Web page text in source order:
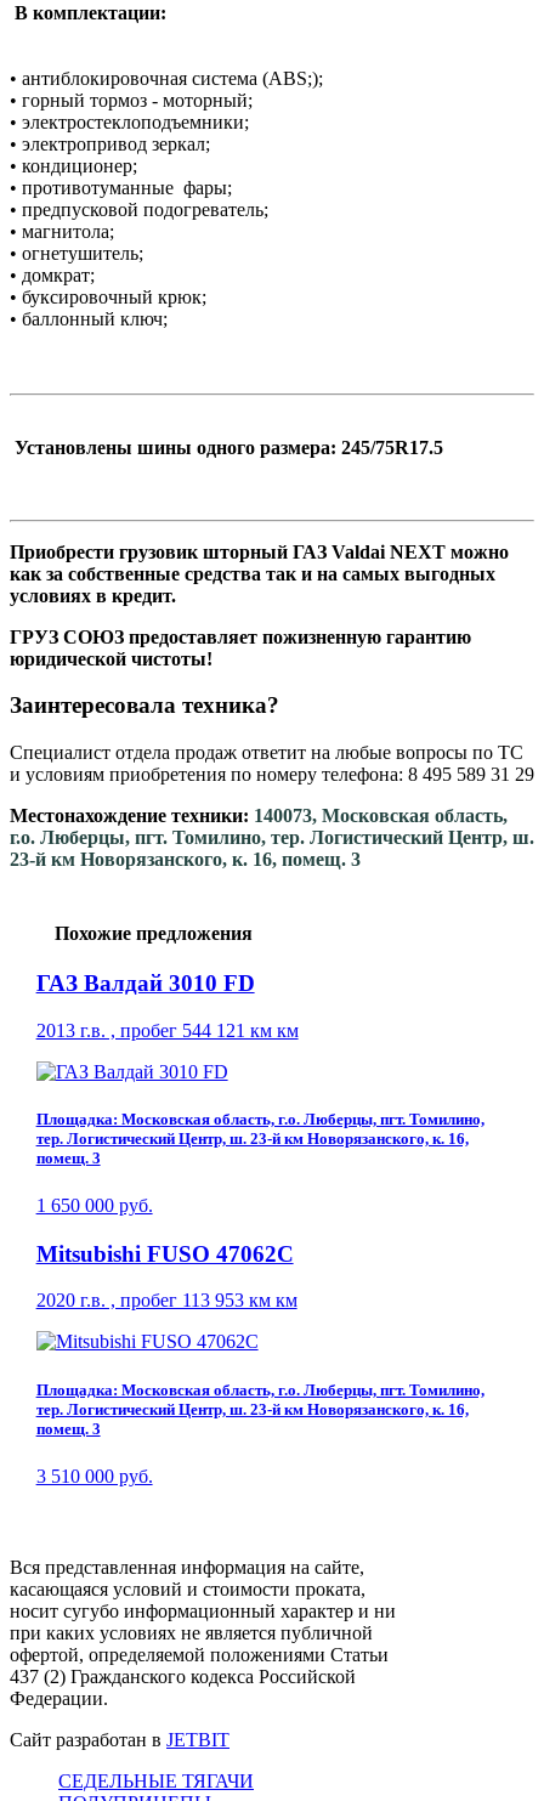
В комплектации:
• антиблокировочная система (ABS;);
• горный тормоз - моторный;
• электростеклоподъемники;
• электропривод зеркал;
• кондиционер;
• противотуманные фары;
• предпусковой подогреватель;
• магнитола;
• огнетушитель;
• домкрат;
• буксировочный крюк;
• баллонный ключ;
Установлены шины одного размера: 245/75R17.5
Приобрести грузовик шторный ГАЗ Valdai NEXT можно
как за собственные средства так и на самых выгодных
условиях в кредит.
ГРУЗ СОЮЗ предоставляет пожизненную гарантию
юридической чистоты!
Заинтересовала техника?
Специалист отдела продаж ответит на любые вопросы по ТС
и условиям приобретения по номеру телефона: 8 495 589 31 29
Местонахождение техники: 140073, Московская область,
г.о. Люберцы, пгт. Томилино, тер. Логистический Центр, ш.
23-й км Новорязанского, к. 16, помещ. 3
Похожие предложения
ГАЗ Валдай 3010 FD
2013 г.в. , пробег 544 121 км км
Площадка: Московская область, г.о. Люберцы, пгт. Томилино,
тер. Логистический Центр, ш. 23-й км Новорязанского, к. 16,
помещ. 3
1 650 000 руб.
Mitsubishi FUSO 47062C
2020 г.в. , пробег 113 953 км км
Площадка: Московская область, г.о. Люберцы, пгт. Томилино,
тер. Логистический Центр, ш. 23-й км Новорязанского, к. 16,
помещ. 3
3 510 000 руб.
Вся представленная информация на сайте,
касающаяся условий и стоимости проката,
носит сугубо информационный характер и ни
при каких условиях не является публичной
офертой, определяемой положениями Статьи
437 (2) Гражданского кодекса Российской
Федерации.
Сайт разработан в JETBIT
СЕДЕЛЬНЫЕ ТЯГАЧИ